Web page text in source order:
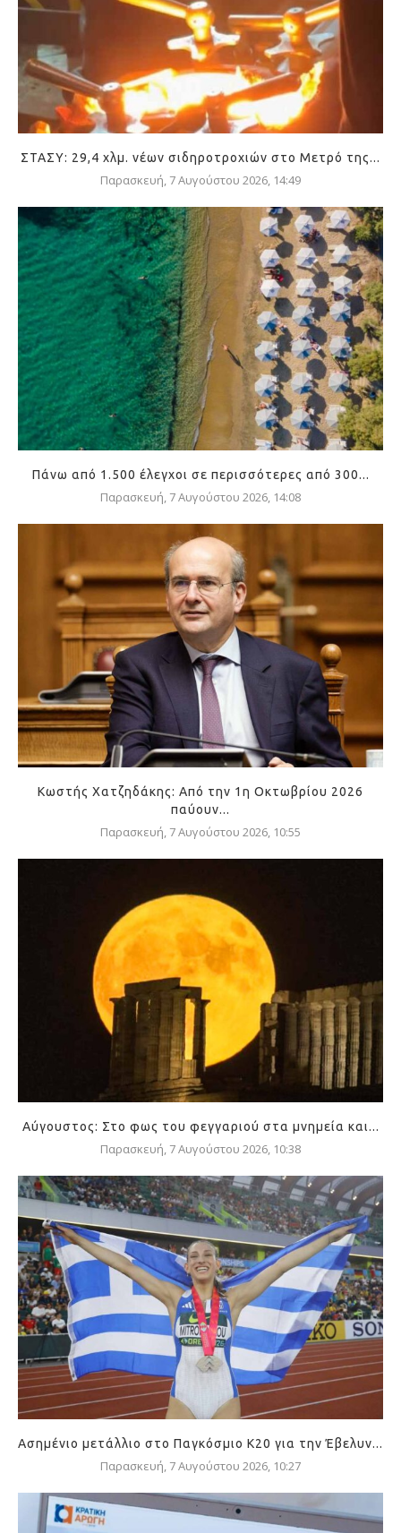
ΣΤΑΣΥ: 29,4 χλμ. νέων σιδηροτροχιών στο Μετρό της...
Παρασκευή, 7 Αυγούστου 2026, 14:49
Πάνω από 1.500 έλεγχοι σε περισσότερες από 300...
Παρασκευή, 7 Αυγούστου 2026, 14:08
Κωστής Χατζηδάκης: Από την 1η Οκτωβρίου 2026
παύουν...
Παρασκευή, 7 Αυγούστου 2026, 10:55
Αύγουστος: Στο φως του φεγγαριού στα μνημεία και...
Παρασκευή, 7 Αυγούστου 2026, 10:38
Ασημένιο μετάλλιο στο Παγκόσμιο Κ20 για την Έβελυν...
Παρασκευή, 7 Αυγούστου 2026, 10:27